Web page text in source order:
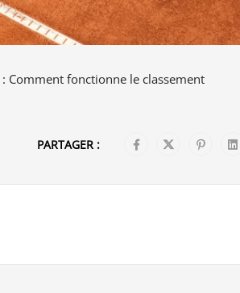
Comment fonctionne le classement
PARTAGER :